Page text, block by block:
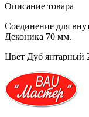
Описание товара
Соединение для
Деконика 70 мм.
Цвет Дуб янтарный